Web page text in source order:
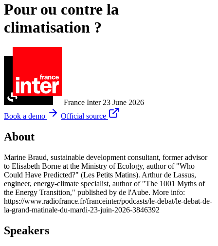
Pour ou contre la
climatisation ?
France Inter 23 June 2026
Book a demo
Official source
About
Marine Braud, sustainable development consultant, former advisor
to Elisabeth Borne at the Ministry of Ecology, author of "Who
Could Have Predicted?" (Les Petits Matins). Arthur de Lassus,
engineer, energy-climate specialist, author of "The 1001 Myths of
the Energy Transition," published by de l'Aube. More info:
https://www.radiofrance.fr/franceinter/podcasts/le-debat/le-debat-de-
la-grand-matinale-du-mardi-23-juin-2026-3846392
Speakers